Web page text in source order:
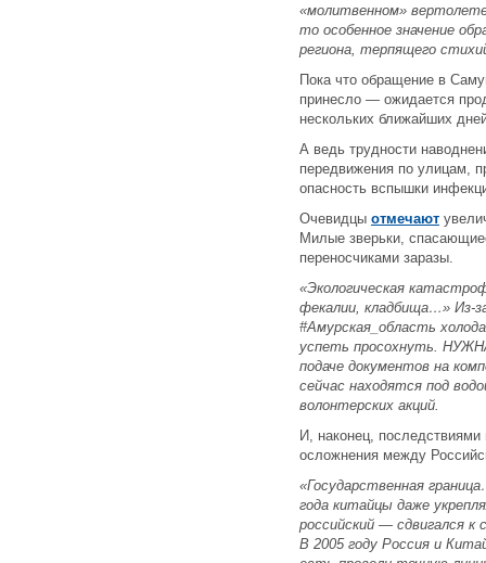
«молитвенном»
то особенное значение
региона, терпящего
Пока что обращение в
принесло — ожидается
нескольких ближайших
А ведь трудности
передвижения по улицам,
опасность вспышки
Очевидцы отмечают
Милые зверьки,
переносчиками заразы.
«Экологическая
фекалии, кладбища…» Из-
#Амурская_область
успеть просохнуть.
подаче документов на
сейчас находятся под
волонтерских акций.
И, наконец, последствиями
осложнения между
«Государственная
года китайцы даже
российский — сдвигался
В 2005 году Россия и